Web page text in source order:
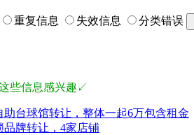
重复信息 失效信息 分类错误
些信息感兴趣↙
助台球馆转让，整体一起6万包含租金
品牌转让，4家店铺